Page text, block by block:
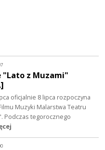
"Lato z Muzami"
oficjalnie 8 lipca rozpoczyna
Muzyki Malarstwa Teatru
Podczas tegorocznego